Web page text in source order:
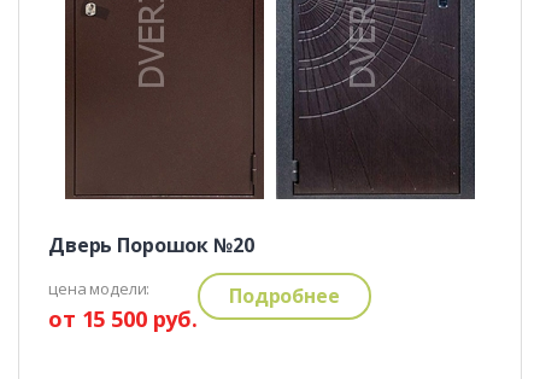
Дверь Порошок №20
цена модели:
от 15 500 руб.
Подробнее